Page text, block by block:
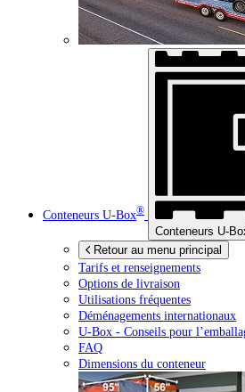
Conteneurs U-Box®
Conteneurs U-
Retour au menu principal
Tarifs et renseignements
Options de livraison
Utilisations fréquentes
Déménagements internationaux
U-Box - Conseils pour
FAQ
Dimensions du conteneur